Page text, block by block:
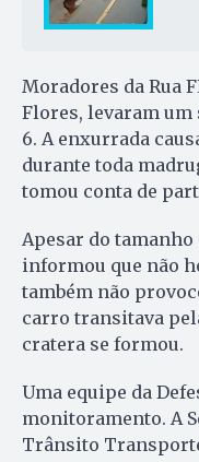
Moradores da Rua
Flores, levaram um
6. A enxurrada
durante toda
tomou conta de
Apesar do tamanho
informou que não
também não
carro transitava
cratera se formou.
Uma equipe da
monitoramento. A
Trânsito